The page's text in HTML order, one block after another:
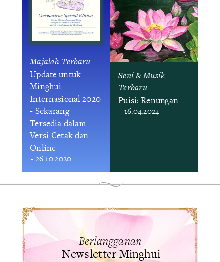
Majalah Terbaru
Update untuk
Minghui
Internasional 2020
- Sekarang
Tersedia dalam
Versi Cetak dan
Online
- 26.10.2020
Seni & Musik
Terbaru
Puisi: Renungan
- 16.04.2024
Berlangganan
Newsletter Minghui